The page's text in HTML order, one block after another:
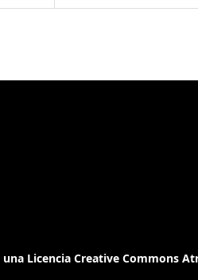
Licencia Creative Commons